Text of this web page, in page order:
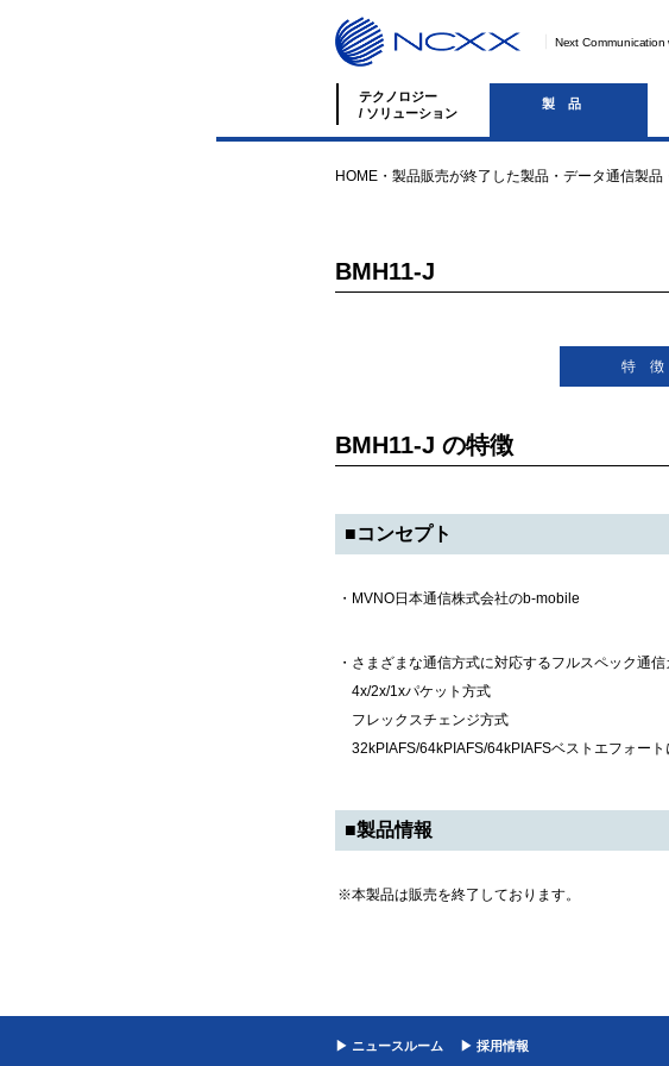
Next Communication
テクノロジー
/ ソリューション
製品
HOME ・ 製品販売が終了した製品 ・ データ通信製品
BMH11-J
特 徴
BMH11-J の特徴
■コンセプト
・MVNO日本通信株式会社のb-mobile
・さまざまな通信方式に対応するフルスペック通信
4x/2x/1xパケット方式
フレックスチェンジ方式
32kPIAFS/64kPIAFS/64kPIAFSベストエフォート
■製品情報
※本製品は販売を終了しております。
▶ ニュースルーム ▶ 採用情報